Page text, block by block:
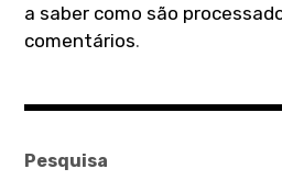
a saber como são
comentários.
Pesquisa